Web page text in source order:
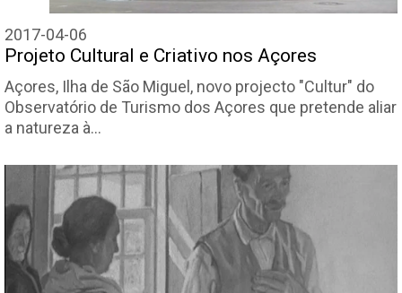
2017-04-06
Projeto Cultural e Criativo nos Açores
Açores, Ilha de São Miguel, novo projecto "Cultur" do
Observatório de Turismo dos Açores que pretende aliar
a natureza à…